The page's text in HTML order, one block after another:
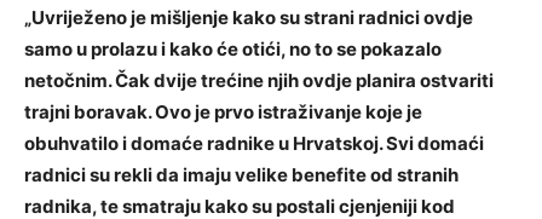
„Uvriježeno je mišljenje kako su strani radnici ovdje
samo u prolazu i kako će otići, no to se pokazalo
netočnim. Čak dvije trećine njih ovdje planira ostvariti
trajni boravak. Ovo je prvo istraživanje koje je
obuhvatilo i domaće radnike u Hrvatskoj. Svi domaći
radnici su rekli da imaju velike benefite od stranih
radnika, te smatraju kako su postali cjenjeniji kod